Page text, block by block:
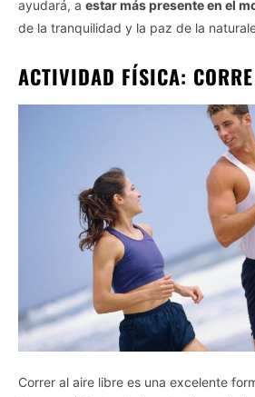
ayudará, a estar más presente en el
de la tranquilidad y la paz de la
ACTIVIDAD FÍSICA:
Correr al aire libre es una excelente